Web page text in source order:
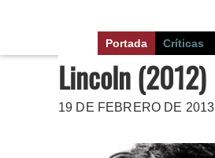
Portada Críticas
Lincoln (2012)
19 DE FEBRERO DE 2013